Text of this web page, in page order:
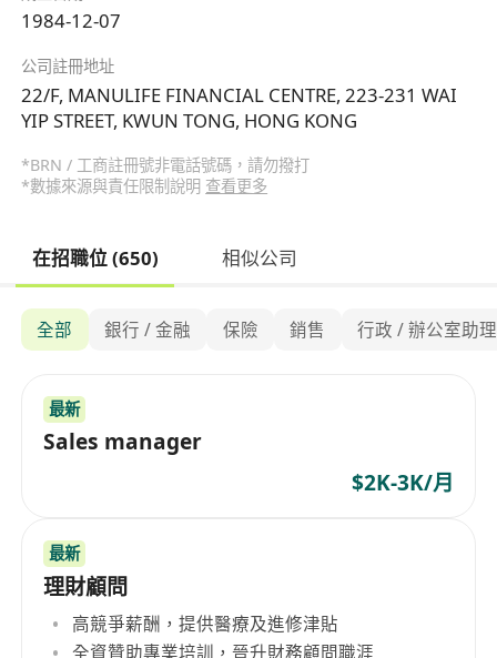
1984-12-07
公司註冊地址
22/F, MANULIFE FINANCIAL CENTRE, 223-231 WAI
YIP STREET, KWUN TONG, HONG KONG
*BRN / 工商註冊號非電話號碼，請勿撥打
*數據來源與責任限制說明 查看更多
在招職位 (650) 相似公司
全部 銀行 / 金融 保險 銷售 行政 / 辦公室助理
最新
Sales manager
$2K-3K/月
最新
理財顧問
高競爭薪酬，提供醫療及進修津貼
全資贊助專業培訓，晉升財務顧問職涯